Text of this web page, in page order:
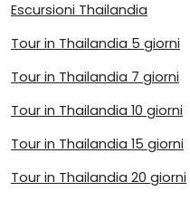
Escursioni Thailandia
Tour in Thailandia 5 giorni
Tour in Thailandia 7 giorni
Tour in Thailandia 10 giorni
Tour in Thailandia 15 giorni
Tour in Thailandia 20 giorni